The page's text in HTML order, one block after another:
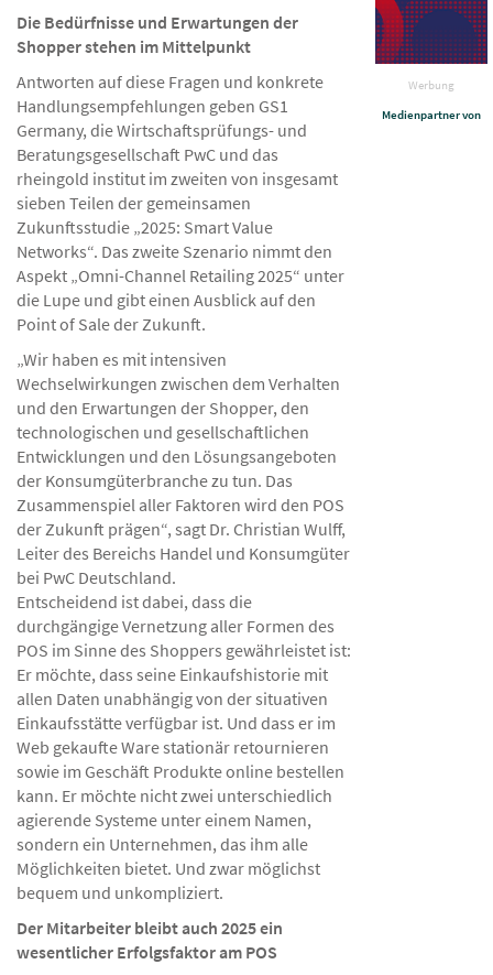
Werbung
Medienpartner von
Die Bedürfnisse und Erwartungen der
Shopper stehen im Mittelpunkt
Antworten auf diese Fragen und konkrete
Handlungsempfehlungen geben GS1
Germany, die Wirtschaftsprüfungs- und
Beratungsgesellschaft PwC und das
rheingold institut im zweiten von insgesamt
sieben Teilen der gemeinsamen
Zukunftsstudie „2025: Smart Value
Networks“. Das zweite Szenario nimmt den
Aspekt „Omni-Channel Retailing 2025“ unter
die Lupe und gibt einen Ausblick auf den
Point of Sale der Zukunft.
„Wir haben es mit intensiven
Wechselwirkungen zwischen dem Verhalten
und den Erwartungen der Shopper, den
technologischen und gesellschaftlichen
Entwicklungen und den Lösungsangeboten
der Konsumgüterbranche zu tun. Das
Zusammenspiel aller Faktoren wird den POS
der Zukunft prägen“, sagt Dr. Christian Wulff,
Leiter des Bereichs Handel und Konsumgüter
bei PwC Deutschland.
Entscheidend ist dabei, dass die
durchgängige Vernetzung aller Formen des
POS im Sinne des Shoppers gewährleistet ist:
Er möchte, dass seine Einkaufshistorie mit
allen Daten unabhängig von der situativen
Einkaufsstätte verfügbar ist. Und dass er im
Web gekaufte Ware stationär retournieren
sowie im Geschäft Produkte online bestellen
kann. Er möchte nicht zwei unterschiedlich
agierende Systeme unter einem Namen,
sondern ein Unternehmen, das ihm alle
Möglichkeiten bietet. Und zwar möglichst
bequem und unkompliziert.
Der Mitarbeiter bleibt auch 2025 ein
wesentlicher Erfolgsfaktor am POS